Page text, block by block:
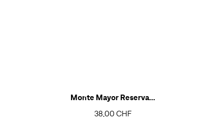
Monte Mayor Reserva...
38,00 CHF